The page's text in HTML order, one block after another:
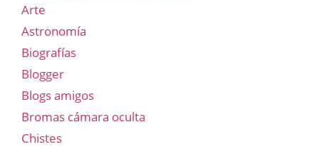
Arte
Astronomía
Biografías
Blogger
Blogs amigos
Bromas cámara oculta
Chistes